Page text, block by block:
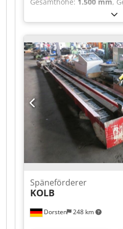
620 mm
mm, -KOM 1607- Wir
Kratzbandförderer der
Essen an. Die Maße
Anhang entnommen
Iomsrf Die Maschine kann
angeschaut und unter
Wir vertreiben mehrere
unterbreiten wir Ihnen
Dorsten 248 km
Späneförderer
KOLB